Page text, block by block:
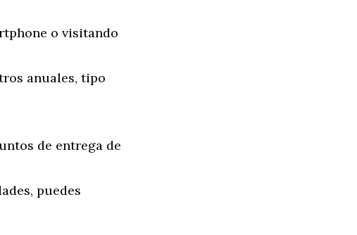
o visitando
anuales, tipo
de entrega de
puedes